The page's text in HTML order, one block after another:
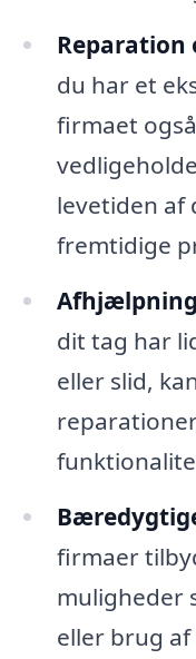
Reparation
du har et
firmaet
levetiden af
fremtidige
dit tag har
eller slid,
firmaer
muligheder
eller brug